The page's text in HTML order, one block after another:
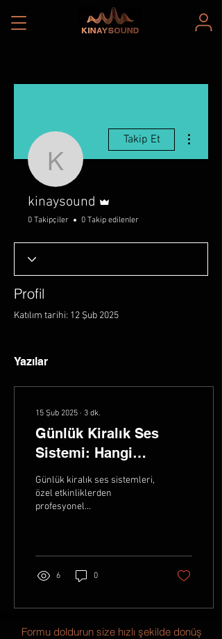
kinaysound
Takip Et
kinaysound
0 Takipçiler 0 Takip edilenler
Profil
Katılım tarihi: 12 Şub 2025
Yazılar
15 Şub 2025 ∙ 3 dk.
Günlük Kiralık Ses
Sistemi: Hangi
Durumlarda İhtiyaç
Duyulur ve Kimler
Kiralar?
Günlük kiralık ses sistemleri,
özel etkinliklerden
profesyonel
6 0
Formu doldurun size hızlı şekilde donüş